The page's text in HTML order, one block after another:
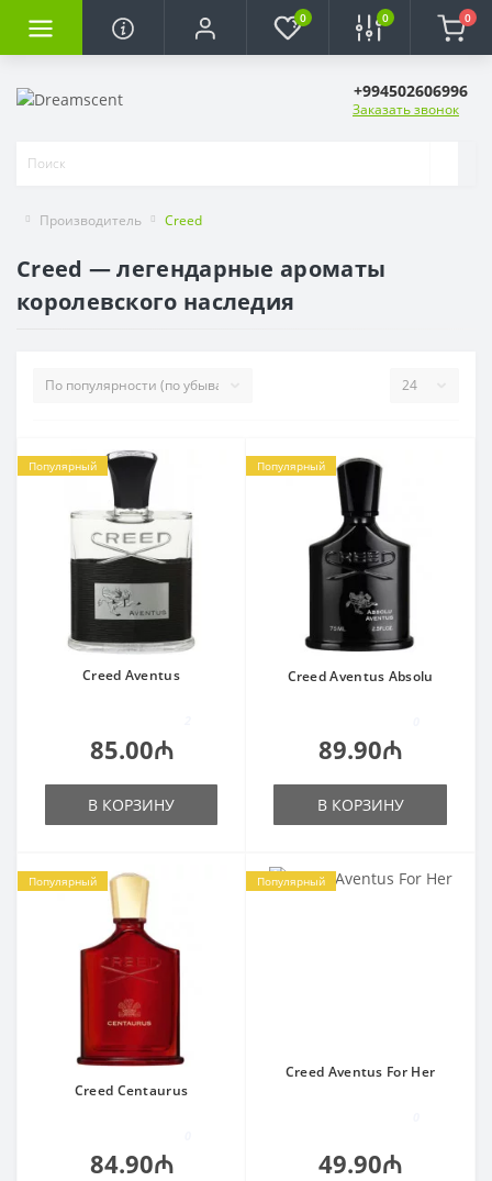
0 0 0
+994502606996
Заказать звонок
Производитель Creed
Creed — легендарные ароматы
королевского наследия
Популярный
Creed Aventus
85.00₼
В КОРЗИНУ
Популярный
Creed Aventus Absolu
89.90₼
В КОРЗИНУ
Популярный
Creed Centaurus
84.90₼
Популярный
Creed Aventus For Her
49.90₼